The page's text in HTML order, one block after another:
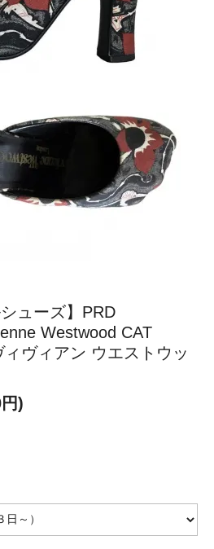
ューズ】PRD
Westwood CAT
ヴィアン ウエストウッ
)